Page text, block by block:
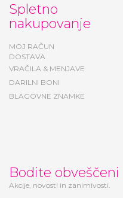
Spletno
nakupovanje
MOJ RAČUN
DOSTAVA
VRAČILA & MENJAVE
DARILNI BONI
BLAGOVNE ZNAMKE
Bodite obveščeni
Akcije, novosti in zanimivosti.